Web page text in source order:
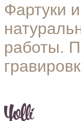
Фартуки
работы.